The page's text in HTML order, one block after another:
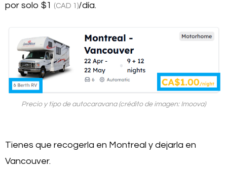
por solo $1 (CAD 1)/día.
Precio y tipo de autocaravana (crédito de imagen: Imoova)
Tienes que recogerla en Montreal y dejarla en
Vancouver.